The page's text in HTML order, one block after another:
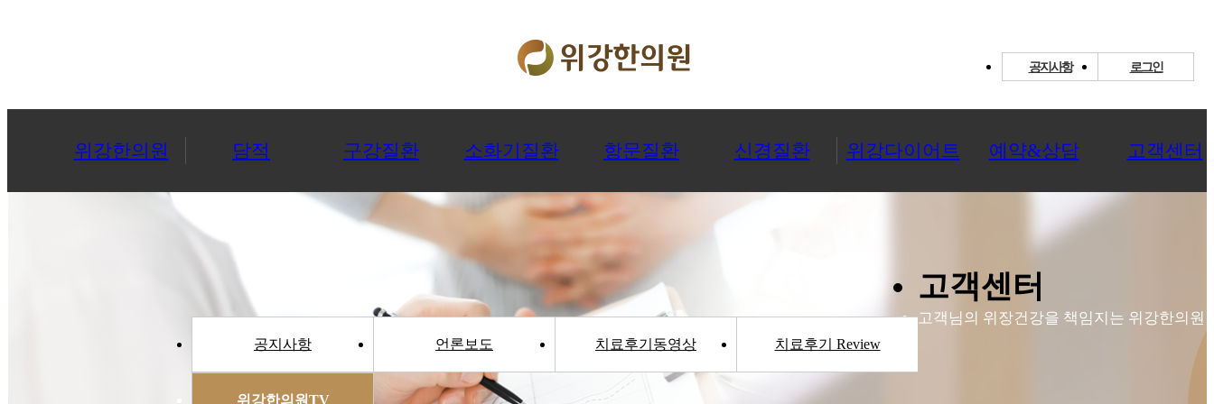
공지사항 로그인
위강한의원 담적 구강질환 소화기질환 항문질환 신경질환 위강다이어트 예약&상담 고객센터
고객센터
고객님의 위장건강을 책임지는 위강한의원!
공지사항 언론보도 치료후기동영상 치료후기 Review
위강한의원TV